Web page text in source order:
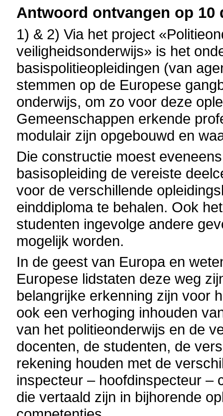
Antwoord ontvangen op 10
1) & 2) Via het project
veiligheidsonderwijs» is het
basispolitieopleidingen (van
stemmen op de Europese
onderwijs, om zo voor deze
Gemeenschappen erkende
modulair zijn opgebouwd en
Die constructie moest
basisopleiding de vereiste
voor de verschillende
einddiploma te behalen. Ook
studenten ingevolge andere
mogelijk worden.
In de geest van Europa en
Europese lidstaten deze weg
belangrijke erkenning zijn voor
ook een verhoging inhouden
van het politieonderwijs en de
docenten, de studenten, de
rekening houden met de
inspecteur – hoofdinspecteur –
die vertaald zijn in bijhorende